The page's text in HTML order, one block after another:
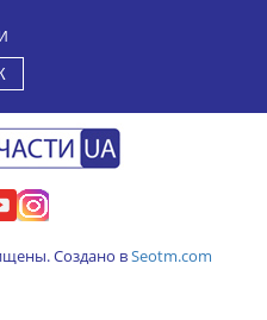
Создано вSeotm.com